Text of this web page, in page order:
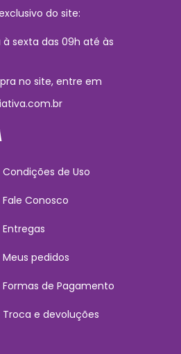
do site:
à sexta das 09h até às
no site, entre em
Condições de Uso
Fale Conosco
Entregas
Meus pedidos
Formas de Pagamento
Troca e devoluções